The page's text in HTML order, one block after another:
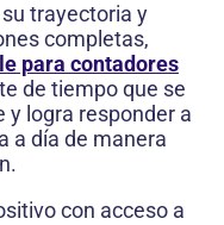
trayectoria y
completas,
para contadores
de tiempo que se
y logra responder a
a día de manera
con acceso a